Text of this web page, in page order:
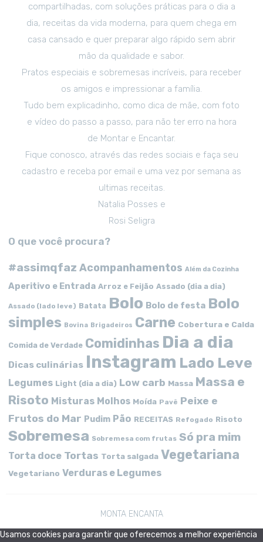
compartilhadas, com soluções práticas para o dia a
dia, receitas da vida moderna, para quem chega em
casa cansado e quer preparar algo rápido sem abrir
mão da qualidade e sabor.
Pratos especiais e sobremesas incríveis, para receber
os amigos e impressionar a família.
Tudo bem explicadinho, como dica de mãe, com foto
e vídeo do passo a passo, para não ter erro na hora
de Montar e Encantar.
Fique conosco, através das redes sociais e faça seu
cadastro e receba por email e uma vez por semana as
ultimas receitas.
Natalia Posses e
Rosi Seligra
O que você procura?
#assimqfaz Acompanhamentos Além da Cozinha
Aperitivo e Entrada Arroz e Feijão Assado (dia a dia)
Assado (lado leve) Batata Bolo Bolo de festa Bolo
simples Bovina Brigadeiros Carne Cobertura e Calda
Comida de Verdade Comidinhas Dia a dia
Dicas culinárias Instagram Lado Leve
Legumes Light (dia a dia) Low carb Massa Massa e
Risoto Misturas Molhos Moída Pavê Peixe e
Frutos do Mar Pudim Pão RECEITAS Refogado Risoto
Sobremesa Sobremesa com frutas Só pra mim
Torta doce Tortas Torta salgada Vegetariana
Vegetariano Verduras e Legumes
MONTA ENCANTA
Usamos cookies para garantir que oferecemos a melhor experiência